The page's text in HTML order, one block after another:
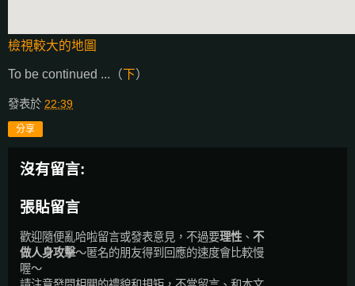
檢視較大的地圖
To be continued ...（下）
發表於 22:39
分享
沒有留言:
張貼留言
歡迎隨便亂哈啦留言或發表意見，不過要理性 、 不
做人身攻擊～匿名的朋友得到回應的速度會比較慢
喔～